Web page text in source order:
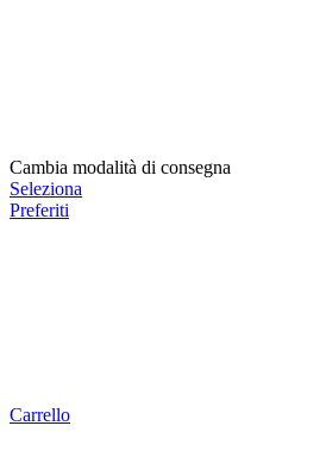
Cambia modalità di consegna
Seleziona
Preferiti
Carrello